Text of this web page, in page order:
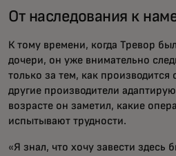
От наследования к
К тому времени, когда Тревор
дочери, он уже внимательно
только за тем, как производится
другие производители
возрасте он заметил, какие
испытывают трудности.
«Я знал, что хочу завести здесь